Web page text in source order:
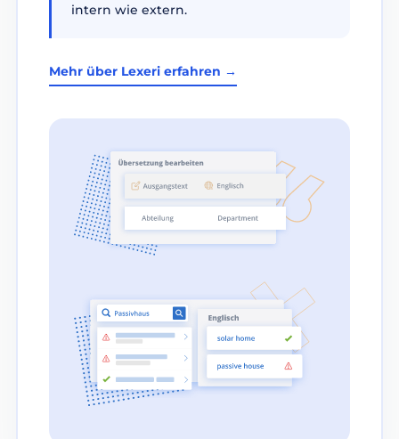
intern wie extern.
Mehr über Lexeri erfahren →